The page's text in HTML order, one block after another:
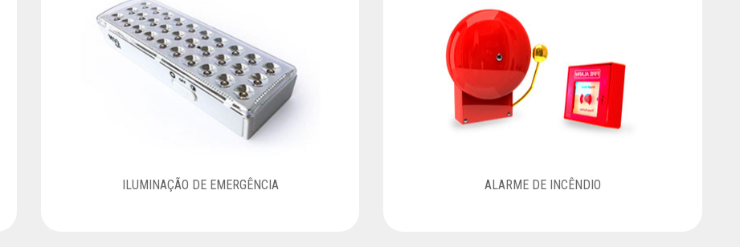
ILUMINAÇÃO DE EMERGÊNCIA ALARME DE INCÊNDIO